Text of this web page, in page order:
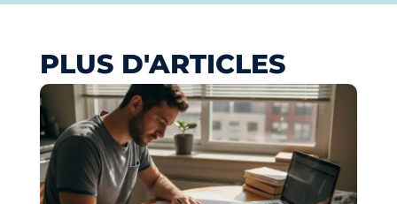
PLUS D'ARTICLES